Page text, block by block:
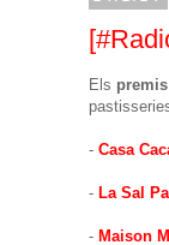
Els
- Casa
- La Sal
- Maison